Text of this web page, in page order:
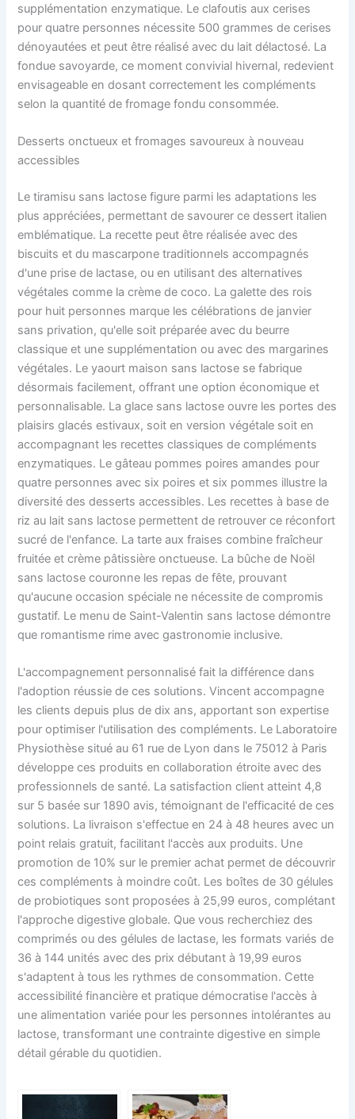
supplémentation enzymatique. Le clafoutis aux cerises
pour quatre personnes nécessite 500 grammes de cerises
dénoyautées et peut être réalisé avec du lait délactosé. La
fondue savoyarde, ce moment convivial hivernal, redevient
envisageable en dosant correctement les compléments
selon la quantité de fromage fondu consommée.
Desserts onctueux et fromages savoureux à nouveau
accessibles
Le tiramisu sans lactose figure parmi les adaptations les
plus appréciées, permettant de savourer ce dessert italien
emblématique. La recette peut être réalisée avec des
biscuits et du mascarpone traditionnels accompagnés
d'une prise de lactase, ou en utilisant des alternatives
végétales comme la crème de coco. La galette des rois
pour huit personnes marque les célébrations de janvier
sans privation, qu'elle soit préparée avec du beurre
classique et une supplémentation ou avec des margarines
végétales. Le yaourt maison sans lactose se fabrique
désormais facilement, offrant une option économique et
personnalisable. La glace sans lactose ouvre les portes des
plaisirs glacés estivaux, soit en version végétale soit en
accompagnant les recettes classiques de compléments
enzymatiques. Le gâteau pommes poires amandes pour
quatre personnes avec six poires et six pommes illustre la
diversité des desserts accessibles. Les recettes à base de
riz au lait sans lactose permettent de retrouver ce réconfort
sucré de l'enfance. La tarte aux fraises combine fraîcheur
fruitée et crème pâtissière onctueuse. La bûche de Noël
sans lactose couronne les repas de fête, prouvant
qu'aucune occasion spéciale ne nécessite de compromis
gustatif. Le menu de Saint-Valentin sans lactose démontre
que romantisme rime avec gastronomie inclusive.
L'accompagnement personnalisé fait la différence dans
l'adoption réussie de ces solutions. Vincent accompagne
les clients depuis plus de dix ans, apportant son expertise
pour optimiser l'utilisation des compléments. Le Laboratoire
Physiothèse situé au 61 rue de Lyon dans le 75012 à Paris
développe ces produits en collaboration étroite avec des
professionnels de santé. La satisfaction client atteint 4,8
sur 5 basée sur 1890 avis, témoignant de l'efficacité de ces
solutions. La livraison s'effectue en 24 à 48 heures avec un
point relais gratuit, facilitant l'accès aux produits. Une
promotion de 10% sur le premier achat permet de découvrir
ces compléments à moindre coût. Les boîtes de 30 gélules
de probiotiques sont proposées à 25,99 euros, complétant
l'approche digestive globale. Que vous recherchiez des
comprimés ou des gélules de lactase, les formats variés de
36 à 144 unités avec des prix débutant à 19,99 euros
s'adaptent à tous les rythmes de consommation. Cette
accessibilité financière et pratique démocratise l'accès à
une alimentation variée pour les personnes intolérantes au
lactose, transformant une contrainte digestive en simple
détail gérable du quotidien.